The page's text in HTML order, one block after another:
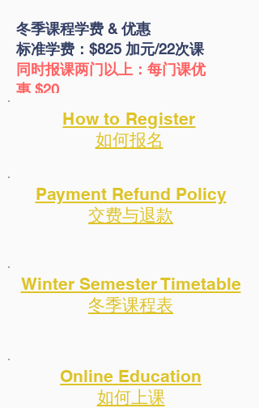
冬季课程学费 & 优惠
​标准学费：$825 加元/22次课
同时报课两门以上：每门课优
惠 $20
在社交媒体（如 Facebook、
Instagram、微信等）上发布和转发
威斯学院课程信息，集赞20或以上,
冬季课程。
向同学朋友推荐威斯学院课程，每
How to Register
​如何报名
Payment Refund Policy
交费与退款
​Winter Semester Timetable
冬季课程表
Online Education
如何上课